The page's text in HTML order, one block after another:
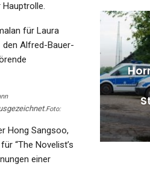
für Laura
den Alfred-Bauer-
Foto:
Hong Sangsoo,
“The Novelist’s
einer
GESUNDHEIT
Nahe Wunstorf